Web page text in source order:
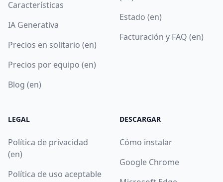
Características
IA Generativa
Precios en solitario (en)
Precios por equipo (en)
Blog (en)
Estado (en)
Facturación y FAQ (en)
LEGAL
Política de privacidad
(en)
Política de uso aceptable
DESCARGAR
Cómo instalar
Google Chrome